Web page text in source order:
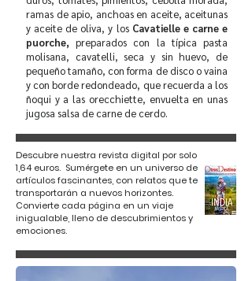
ramas de apio, anchoas en aceite, aceitunas
y aceite de oliva, y los Cavatielle e carne e
puorche, preparados con la típica pasta
molisana, cavatelli, seca y sin huevo, de
pequeño tamaño, con forma de disco o vaina
y con borde redondeado, que recuerda a los
ñoqui y a las orecchiette, envuelta en unas
jugosa salsa de carne de cerdo.
Descubre nuestra revista digital por solo
1,64 euros. Sumérgete en un universo de
artículos fascinantes, con relatos que te
transportarán a nuevos horizontes.
Convierte cada página en un viaje
inigualable, lleno de descubrimientos y
emociones.